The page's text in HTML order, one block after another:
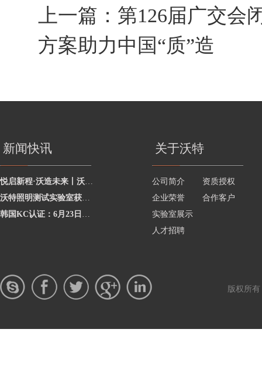
上一篇： 第126届广交会
方案助力中国“质”造
新闻快讯
悦启新程·沃造未来丨沃特学院2026年度讲师聘任暨2025年度优秀讲师颁奖活动圆
沃特照明测试实验室获澳洲灯具最新标准CNAS资质，助力企业合规出海澳洲市场
韩国KC认证：6月23日起将执行更严格的网络摄像头安全要求
关于沃特
公司简介
资质授权
企业荣誉
合作客户
实验室展示
人才招聘
版权所